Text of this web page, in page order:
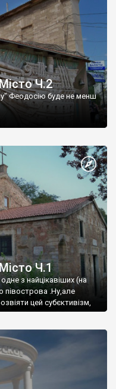
Ч.2
Феодосію буде не менш
Ч.1
з найцікавіших (на
півострова .Ну,але
цей субєктивізм,